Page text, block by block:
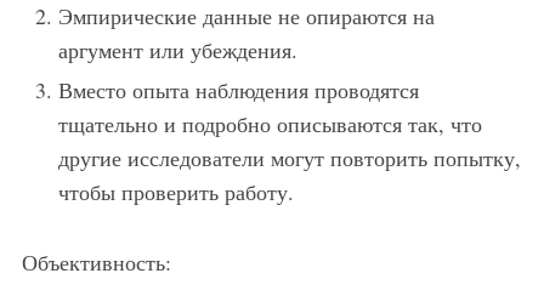
Эмпирические данные не опираются на
аргумент или убеждения.
Вместо опыта наблюдения проводятся
тщательно и подробно описываются так, что
другие исследователи могут повторить попытку,
чтобы проверить работу.
Объективность: